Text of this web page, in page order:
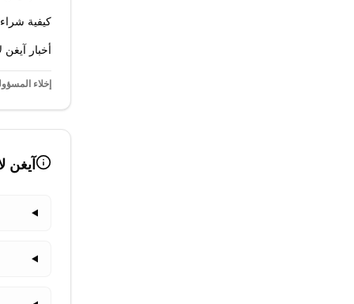
كيفية
أخبار آيغن
إخلاء
آيغن